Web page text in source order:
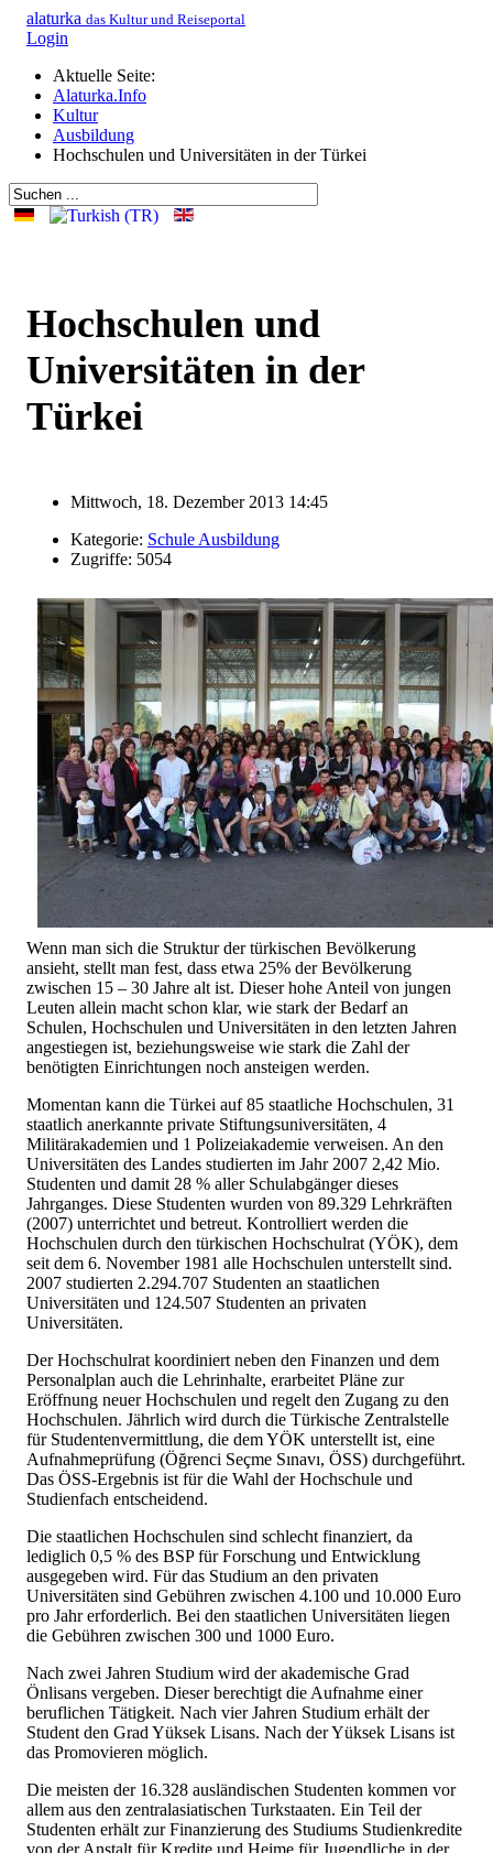
alaturka das Kultur und Reiseportal
Login
Aktuelle Seite:
Alaturka.Info
Kultur
Ausbildung
Hochschulen und Universitäten in der Türkei
Hochschulen und
Universitäten in der
Türkei
Mittwoch, 18. Dezember 2013 14:45
Kategorie: Schule Ausbildung
Zugriffe: 5054
Wenn man sich die Struktur der türkischen Bevölkerung
ansieht, stellt man fest, dass etwa 25% der Bevölkerung
zwischen 15 – 30 Jahre alt ist. Dieser hohe Anteil von jungen
Leuten allein macht schon klar, wie stark der Bedarf an
Schulen, Hochschulen und Universitäten in den letzten Jahren
angestiegen ist, beziehungsweise wie stark die Zahl der
benötigten Einrichtungen noch ansteigen werden.
Momentan kann die Türkei auf 85 staatliche Hochschulen, 31
staatlich anerkannte private Stiftungsuniversitäten, 4
Militärakademien und 1 Polizeiakademie verweisen. An den
Universitäten des Landes studierten im Jahr 2007 2,42 Mio.
Studenten und damit 28 % aller Schulabgänger dieses
Jahrganges. Diese Studenten wurden von 89.329 Lehrkräften
(2007) unterrichtet und betreut. Kontrolliert werden die
Hochschulen durch den türkischen Hochschulrat (YÖK), dem
seit dem 6. November 1981 alle Hochschulen unterstellt sind.
2007 studierten 2.294.707 Studenten an staatlichen
Universitäten und 124.507 Studenten an privaten
Universitäten.
Der Hochschulrat koordiniert neben den Finanzen und dem
Personalplan auch die Lehrinhalte, erarbeitet Pläne zur
Eröffnung neuer Hochschulen und regelt den Zugang zu den
Hochschulen. Jährlich wird durch die Türkische Zentralstelle
für Studentenvermittlung, die dem YÖK unterstellt ist, eine
Aufnahmeprüfung (Öğrenci Seçme Sınavı, ÖSS) durchgeführt.
Das ÖSS-Ergebnis ist für die Wahl der Hochschule und
Studienfach entscheidend.
Die staatlichen Hochschulen sind schlecht finanziert, da
lediglich 0,5 % des BSP für Forschung und Entwicklung
ausgegeben wird. Für das Studium an den privaten
Universitäten sind Gebühren zwischen 4.100 und 10.000 Euro
pro Jahr erforderlich. Bei den staatlichen Universitäten liegen
die Gebühren zwischen 300 und 1000 Euro.
Nach zwei Jahren Studium wird der akademische Grad
Önlisans vergeben. Dieser berechtigt die Aufnahme einer
beruflichen Tätigkeit. Nach vier Jahren Studium erhält der
Student den Grad Yüksek Lisans. Nach der Yüksek Lisans ist
das Promovieren möglich.
Die meisten der 16.328 ausländischen Studenten kommen vor
allem aus den zentralasiatischen Turkstaaten. Ein Teil der
Studenten erhält zur Finanzierung des Studiums Studienkredite
von der Anstalt für Kredite und Heime für Jugendliche in der